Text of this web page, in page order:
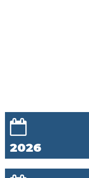
2026